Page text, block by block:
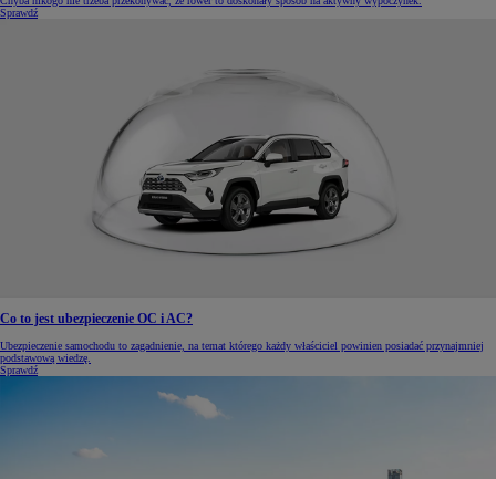
Sprawdź
Co to jest ubezpieczenie OC i AC?
Ubezpieczenie samochodu to zagadnienie, na temat którego każdy właściciel powinien posiadać przynajmniej
podstawową wiedzę.
Sprawdź